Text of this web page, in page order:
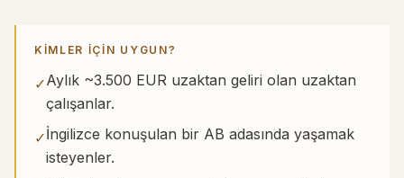
KIMLER IÇIN UYGUN?
✓Aylık ~3.500 EUR uzaktan geliri olan uzaktan
çalışanlar.
✓İngilizce konuşulan bir AB adasında yaşamak
isteyenler.